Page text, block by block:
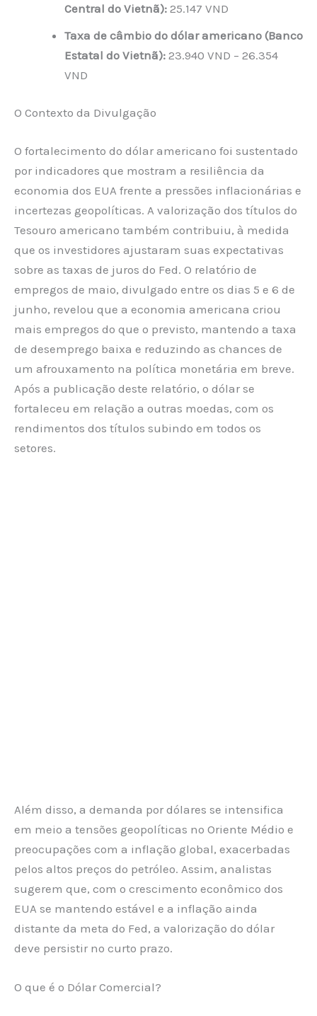
Central do Vietnã): 25.147 VND
Taxa de câmbio do dólar americano (Banco
Estatal do Vietnã): 23.940 VND – 26.354
VND
O Contexto da Divulgação
O fortalecimento do dólar americano foi sustentado
por indicadores que mostram a resiliência da
economia dos EUA frente a pressões inflacionárias e
incertezas geopolíticas. A valorização dos títulos do
Tesouro americano também contribuiu, à medida
que os investidores ajustaram suas expectativas
sobre as taxas de juros do Fed. O relatório de
empregos de maio, divulgado entre os dias 5 e 6 de
junho, revelou que a economia americana criou
mais empregos do que o previsto, mantendo a taxa
de desemprego baixa e reduzindo as chances de
um afrouxamento na política monetária em breve.
Após a publicação deste relatório, o dólar se
fortaleceu em relação a outras moedas, com os
rendimentos dos títulos subindo em todos os
setores.
Além disso, a demanda por dólares se intensifica
em meio a tensões geopolíticas no Oriente Médio e
preocupações com a inflação global, exacerbadas
pelos altos preços do petróleo. Assim, analistas
sugerem que, com o crescimento econômico dos
EUA se mantendo estável e a inflação ainda
distante da meta do Fed, a valorização do dólar
deve persistir no curto prazo.
O que é o Dólar Comercial?